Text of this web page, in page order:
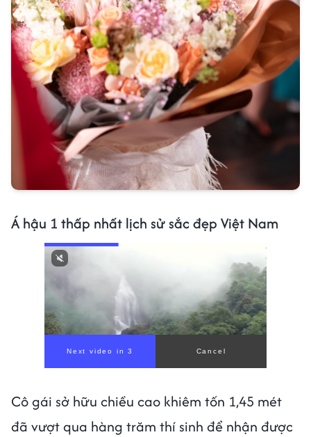
Á hậu 1 thấp nhất lịch sử sắc đẹp Việt Nam
Next video in 1 Cancel
Cô gái sở hữu chiều cao khiêm tốn 1,45 mét
đã vượt qua hàng trăm thí sinh để nhận được